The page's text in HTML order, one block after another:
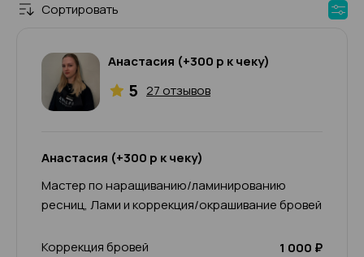
Сортировать
Анастасия (+300 р к чеку)
5 27 отзывов
Анастасия (+300 р к чеку)
Мастер по наращиванию/ламинированию
ресниц, Лами и коррекция/окрашивание бровей
Коррекция бровей
1 000 ₽